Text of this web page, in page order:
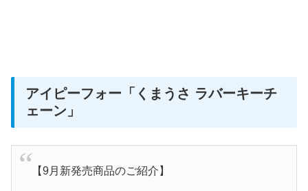
アイピーフォー 「くまうさ ラバーキーチ
ェーン」
【9月新発売商品のご紹介】